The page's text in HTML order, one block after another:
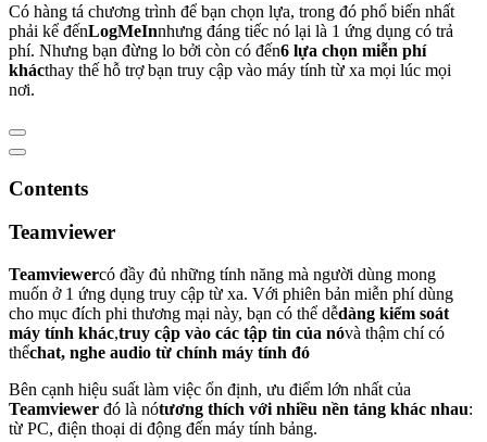
Có hàng tá chương trình để bạn chọn lựa, trong đó phổ biến nhất
phải kể đếnLogMeInnhưng đáng tiếc nó lại là 1 ứng dụng có trả
phí. Nhưng bạn đừng lo bởi còn có đến6 lựa chọn miễn phí
khácthay thế hỗ trợ bạn truy cập vào máy tính từ xa mọi lúc mọi
nơi.
Contents
Teamviewer
Teamviewercó đầy đủ những tính năng mà người dùng mong
muốn ở 1 ứng dụng truy cập từ xa. Với phiên bản miễn phí dùng
cho mục đích phi thương mại này, bạn có thể dễdàng kiểm soát
máy tính khác,truy cập vào các tập tin của nóvà thậm chí có
thểchat, nghe audio từ chính máy tính đó
Bên cạnh hiệu suất làm việc ổn định, ưu điểm lớn nhất của
Teamviewer đó là nótương thích với nhiều nền tảng khác nhau:
từ PC, điện thoại di động đến máy tính bảng.